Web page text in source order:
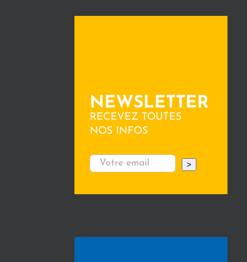
NEWSLETTER
RECEVEZ TOUTES
NOS INFOS
>